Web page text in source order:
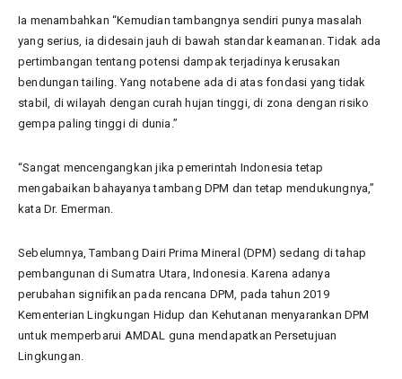
Ia menambahkan “Kemudian tambangnya sendiri punya masalah
yang serius, ia didesain jauh di bawah standar keamanan. Tidak ada
pertimbangan tentang potensi dampak terjadinya kerusakan
bendungan tailing. Yang notabene ada di atas fondasi yang tidak
stabil, di wilayah dengan curah hujan tinggi, di zona dengan risiko
gempa paling tinggi di dunia.”
“Sangat mencengangkan jika pemerintah Indonesia tetap
mengabaikan bahayanya tambang DPM dan tetap mendukungnya,”
kata Dr. Emerman.
Sebelumnya, Tambang Dairi Prima Mineral (DPM) sedang di tahap
pembangunan di Sumatra Utara, Indonesia. Karena adanya
perubahan signifikan pada rencana DPM, pada tahun 2019
Kementerian Lingkungan Hidup dan Kehutanan menyarankan DPM
untuk memperbarui AMDAL guna mendapatkan Persetujuan
Lingkungan.